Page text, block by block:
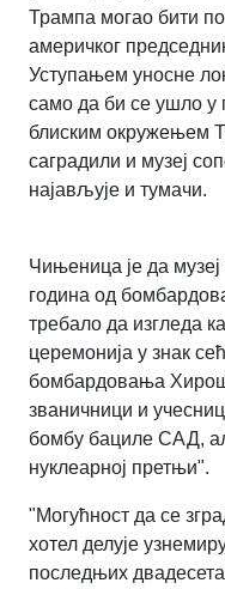
Трампа могао бити
америчког
Уступањем уносне
само да би се ушло у
блиским окружењем
саградили и музеј
најављује и тумачи.
Чињеница је да
година од
требало да изгледа
церемонија у знак
бомбардовања
званичници и
бомбу бациле САД,
нуклеарној претњи".
"Могућност да се
хотел делује
последњих